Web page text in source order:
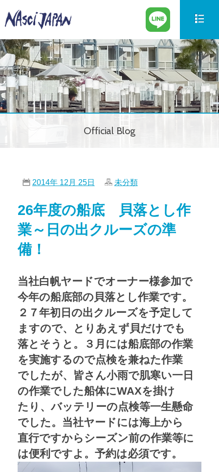
New Boat
新艇情報
Used Boat
中古艇情報
Parts
パーツ情報
会社紹介
アクセス
公式ブログ
Official Blog
2014年 12月 25日 未分類
26年度の船底 貝落とし作
業～日の出クルーズの準
備！
当社白帆ヤードでオーナー様参加で
今年の船底部の貝落とし作業です。
２７年初日の出クルーズを予定して
ますので、とりあえず貝だけでも
落とそうと。３月には船底部の作業
を実施するので点検を兼ねた作業
でしたが、皆さん小雨で肌寒い一日
の作業でした船体にWAXを掛け
たり、バッテリーの点検等一生懸命
でした。当社ヤードには海上から
直行ですからシーズン前の作業等に
は便利ですよ。予約は必須です。